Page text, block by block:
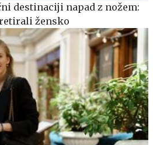
destinaciji napad z nožem:
žensko